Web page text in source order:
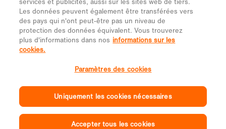
Les données peuvent également être transférées vers
des pays qui n'ont peut-être pas un niveau de
protection des données équivalent. Vous trouverez
plus d'informations dans nos informations sur les
cookies.
Paramètres des cookies
Uniquement les cookies nécessaires
Accepter tous les cookies